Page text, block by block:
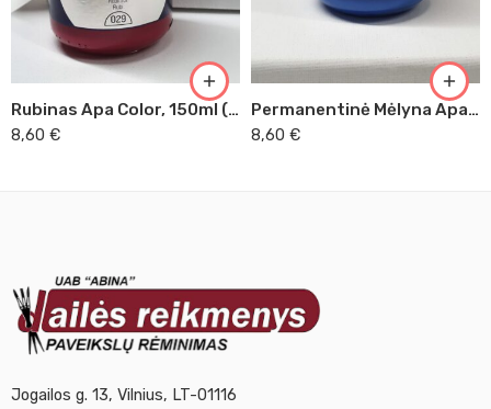
Rubinas Apa Color, 150ml (029)
8,60 €
Permanentinė Mėlyna Apa Color, 150ml (009)
8,60 €
Jogailos g. 13, Vilnius, LT-01116